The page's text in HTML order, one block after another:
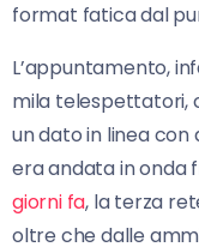
format fatica dal
L’appuntamento,
mila telespettatori,
un dato in linea con
era andata in onda
giorni fa, la terza
oltre che dalle